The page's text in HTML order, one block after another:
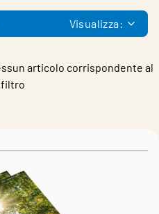
Visualizza:
articolo corrispondente al